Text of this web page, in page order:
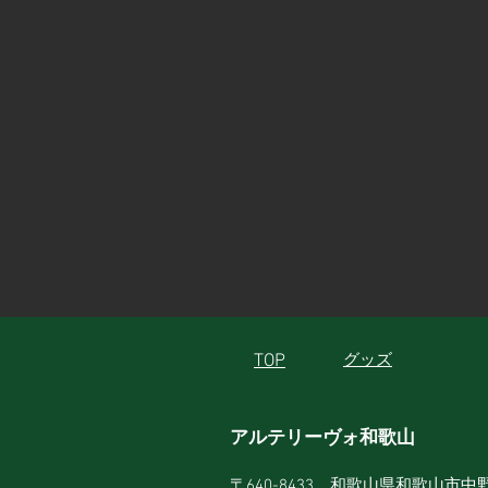
TOP グッズ
アルテリーヴォ和歌山